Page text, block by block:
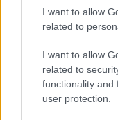
I want to allow
related to
I want to allow
related to
functionality and
user protection.
NÉPSZERŰ